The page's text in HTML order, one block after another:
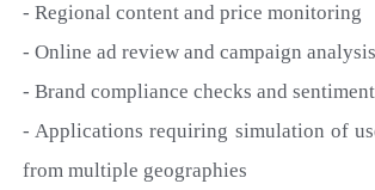
- Regional content and price monitoring
- Online ad review and campaign analysis
- Brand compliance checks and
- Applications requiring simulation of
from multiple geographies